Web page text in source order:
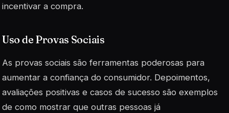
incentivar a compra.
Uso de Provas Sociais
As provas sociais são ferramentas poderosas para
aumentar a confiança do consumidor. Depoimentos,
avaliações positivas e casos de sucesso são exemplos
de como mostrar que outras pessoas já